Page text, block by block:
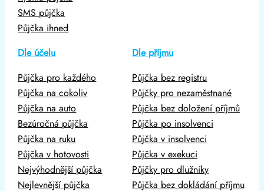
SMS půjčka
Půjčka ihned
Dle účelu
Půjčka pro každého
Půjčka na cokoliv
Půjčka na auto
Bezúročná půjčka
Půjčka na ruku
Půjčka v hotovosti
Nejvýhodnější půjčka
Nejlevnější půjčka
Dle příjmu
Půjčka bez registru
Půjčky pro nezaměstnané
Půjčka bez doložení příjmů
Půjčka po insolvenci
Půjčka v insolvenci
Půjčka v exekuci
Půjčky pro dlužníky
Půjčka bez dokládání příjmu